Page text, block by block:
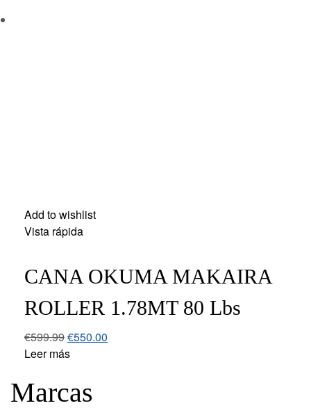
Add to wishlist
Vista rápida
CANA OKUMA MAKAIRA
ROLLER 1.78MT 80 Lbs
€599.99€550.00
Leer más
Marcas